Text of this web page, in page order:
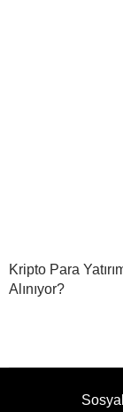
Kripto Para
Alınıyor?